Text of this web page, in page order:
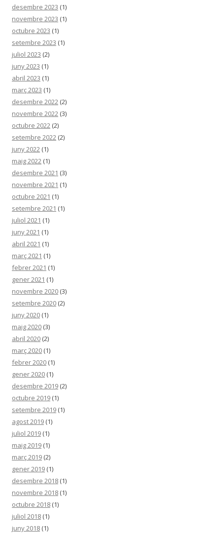
desembre 2023 (1)
novembre 2023 (1)
octubre 2023 (1)
setembre 2023 (1)
juliol 2023 (2)
juny 2023 (1)
abril 2023 (1)
març 2023 (1)
desembre 2022 (2)
novembre 2022 (3)
octubre 2022 (2)
setembre 2022 (2)
juny 2022 (1)
maig 2022 (1)
desembre 2021 (3)
novembre 2021 (1)
octubre 2021 (1)
setembre 2021 (1)
juliol 2021 (1)
juny 2021 (1)
abril 2021 (1)
març 2021 (1)
febrer 2021 (1)
gener 2021 (1)
novembre 2020 (3)
setembre 2020 (2)
juny 2020 (1)
maig 2020 (3)
abril 2020 (2)
març 2020 (1)
febrer 2020 (1)
gener 2020 (1)
desembre 2019 (2)
octubre 2019 (1)
setembre 2019 (1)
agost 2019 (1)
juliol 2019 (1)
maig 2019 (1)
març 2019 (2)
gener 2019 (1)
desembre 2018 (1)
novembre 2018 (1)
octubre 2018 (1)
juliol 2018 (1)
juny 2018 (1)